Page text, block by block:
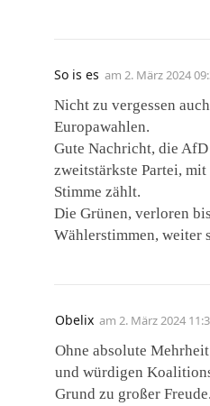
So is es am 2. März 2024
Nicht zu vergessen
Europawahlen.
Gute Nachricht, die
zweitstärkste Partei,
Stimme zählt.
Die Grünen, verloren
Wählerstimmen, weiter
Obelix am 2. März 2024
Ohne absolute
und würdigen
Grund zu großer